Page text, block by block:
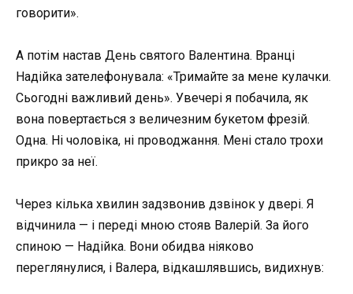
говорити».
А потім настав День святого Валентина. Вранці
Надійка зателефонувала: «Тримайте за мене кулачки.
Сьогодні важливий день». Увечері я побачила, як
вона повертається з величезним букетом фрезій.
Одна. Ні чоловіка, ні проводжання. Мені стало трохи
прикро за неї.
Через кілька хвилин задзвонив дзвінок у двері. Я
відчинила — і переді мною стояв Валерій. За його
спиною — Надійка. Вони обидва ніяково
переглянулися, і Валера, відкашлявшись, видихнув: